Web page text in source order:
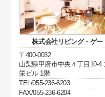
株式会社リビング・ゲー
〒400-0032
山梨県甲府市中央４丁目10-4
栄ビル 1階
TEL/055-236-6203
FAX/055-236-6204